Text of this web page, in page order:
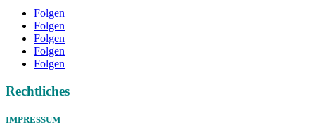
Folgen
Folgen
Folgen
Folgen
Folgen
Rechtliches
IMPRESSUM